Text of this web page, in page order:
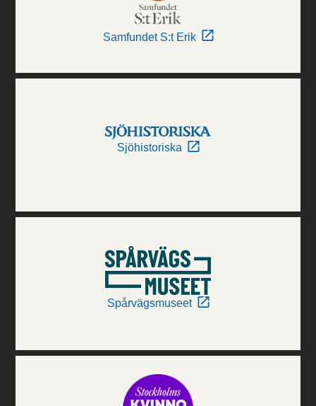
Samfundet S:t Erik
Sjöhistoriska
Spårvägsmuseet